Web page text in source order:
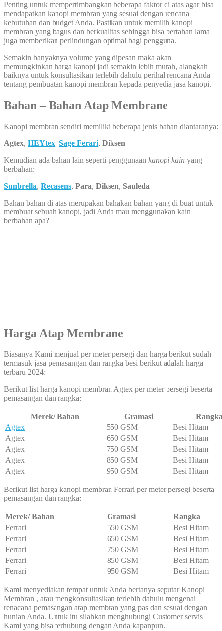
Penting untuk mempertimbangkan beberapa faktor di atas agar bisa
mendapatkan kanopi membran yang sesuai dengan rencana
kebutuhan dan budget Anda. Pastikan untuk memilih kanopi
membran yang bagus dan berkualitas sehingga bisa bertahan lama
juga memberikan perlindungan optimal bagi pengguna.
Semakin banyaknya volume yang dipesan maka akan
memungkinkan harga kanopi jadi semakin lebih murah, alangkah
baiknya untuk konsultasikan terlebih dahulu perihal rencana Anda
tentang pembuatan kanopi membran kepada penyedia jasa kanopi.
Bahan – Bahan Atap Membrane
Kanopi membran sendiri memiliki beberapa jenis bahan diantaranya:
Agtex, HEYtex, Sage Ferari, Diksen
Kemudian ada bahan lain seperti penggunaan kanopi kain yang
berbahan:
Sunbrella, Recasens, Para, Diksen, Sauleda
Bahan bahan di atas merupakan bahakan bahan yang di buat untuk
membuat sebuah kanopi, jadi Anda mau menggunakan kain
berbahan apa?
Harga Atap Membrane
Biasanya Kami menjual per meter persegi dan harga berikut sudah
termasuk jasa pemasangan dan rangka besi berikut adalah harga
terbaru 2024:
Berikut list harga kanopi membran Agtex per meter persegi beserta
pemasangan dan rangka:
Merek/ Bahan Gramasi
Rangka
Agtex
550 GSM
Besi Hitam
Agtex
650 GSM
Besi Hitam
Agtex
750 GSM
Besi Hitam
Agtex
850 GSM
Besi Hitam
Agtex
950 GSM Besi Hitam
Berikut list harga kanopi membran Ferrari per meter persegi beserta
pemasangan dan rangka:
Merek/ Bahan Gramasi
Rangka
Ferrari
550 GSM
Besi Hitam
Ferrari
650 GSM
Besi Hitam
Ferrari
750 GSM
Besi Hitam
Ferrari
850 GSM
Besi Hitam
Ferrari
950 GSM Besi Hitam
Kami menyediakan tempat untuk Anda bertanya seputar Kanopi
Membran , atau mengkonsultasikan terlebih dahulu mengenai
renacana pemasangan atap membran yang pas dan sesuai dengan
hunian Anda. Untuk itu silahkan menghubungi Customer servis
Kami yang bisa terhubung dengan Anda kapanpun.